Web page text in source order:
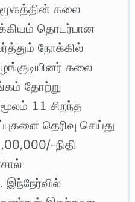
கலை
தொடர்பான
நோக்கில்
கலை
தோற்று
11 சிறந்த
தெரிவு செய்து
நிதி